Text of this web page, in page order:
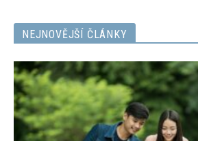
NEJNOVĚJŠÍ ČLÁNKY